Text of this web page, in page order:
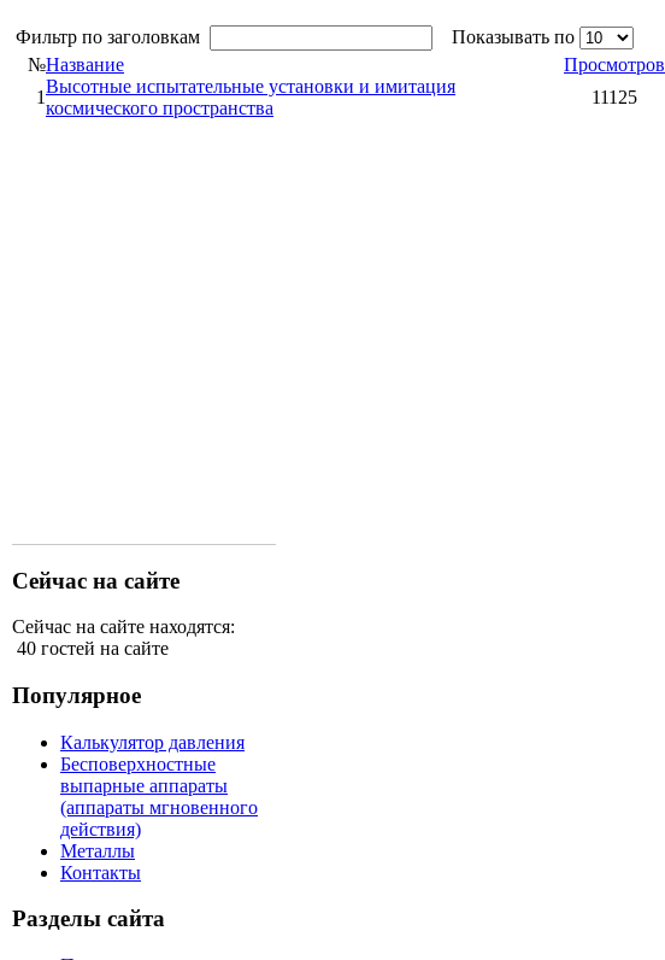
Фильтр по заголовкам
Показывать по
№Название
Просмотров
1
Высотные испытательные установки и имитация
космического пространства
11125
Сейчас на сайте
Сейчас на сайте находятся:
40 гостей на сайте
Популярное
Калькулятор давления
Бесповерхностные
выпарные аппараты
(аппараты мгновенного
действия)
Металлы
Контакты
Разделы сайта